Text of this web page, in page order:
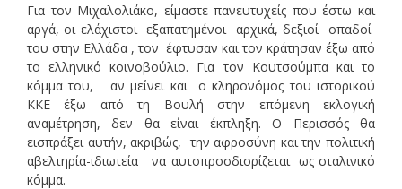
Για τον Μιχαλολιάκο, είμαστε πανευτυχείς που έστω και
αργά, οι ελάχιστοι εξαπατημένοι αρχικά, δεξιοί οπαδοί
του στην Ελλάδα , τον έφτυσαν και τον κράτησαν έξω από
το ελληνικό κοινοβούλιο. Για τον Κουτσούμπα και το
κόμμα του, αν μείνει και ο κληρονόμος του ιστορικού
ΚΚΕ έξω από τη Βουλή στην επόμενη εκλογική
αναμέτρηση, δεν θα είναι έκπληξη. Ο Περισσός θα
εισπράξει αυτήν, ακριβώς, την αφροσύνη και την πολιτική
αβελτηρία-ιδιωτεία να αυτοπροσδιορίζεται ως σταλινικό
κόμμα.